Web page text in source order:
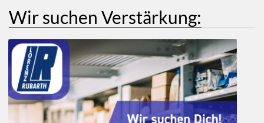
Wir suchen Verstärkung: